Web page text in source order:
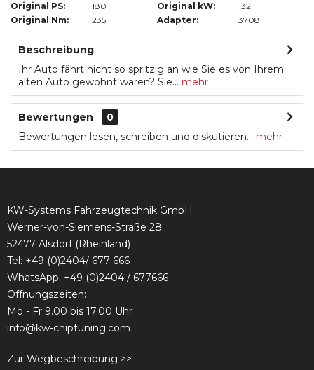
Original PS:
180 Original kW:
132
Original Nm:
235 Adapter: 3708
Beschreibung
Ihr Auto fährt nicht so spritzig an wie Sie es von Ihrem
alten Auto gewohnt waren? Sie... mehr
Bewertungen
0
Bewertungen lesen, schreiben und diskutieren... mehr
KW-Systems Fahrzeugtechnik GmbH
Werner-von-Siemens-Straße 28
52477 Alsdorf (Rheinland)
Tel: +49 (0)2404/ 677 666
WhatsApp: +49 (0)2404 / 677666
Öffnungszeiten:
Mo - Fr 9.00 bis 17.00 Uhr
info@kw-chiptuning.com
Zur Wegbeschreibung >>